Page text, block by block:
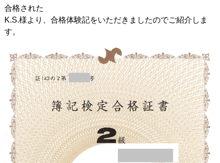
合格された
K.S.様より、合格体験記をいただきましたのでご紹介しま
す。